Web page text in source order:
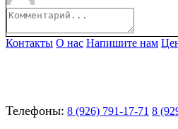
Контакты О нас Напишите нам
Телефоны: 8 (926) 791-17-71 8